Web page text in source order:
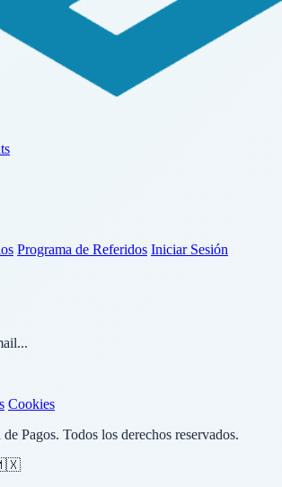
Programa de Referidos Iniciar Sesión
Cookies
Pagos. Todos los derechos reservados.
🇲🇽